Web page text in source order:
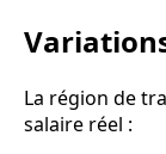
La région de
salaire réel :